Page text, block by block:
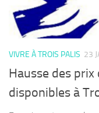
VIVRE À TROIS PALIS 23
Hausse des prix
disponibles à